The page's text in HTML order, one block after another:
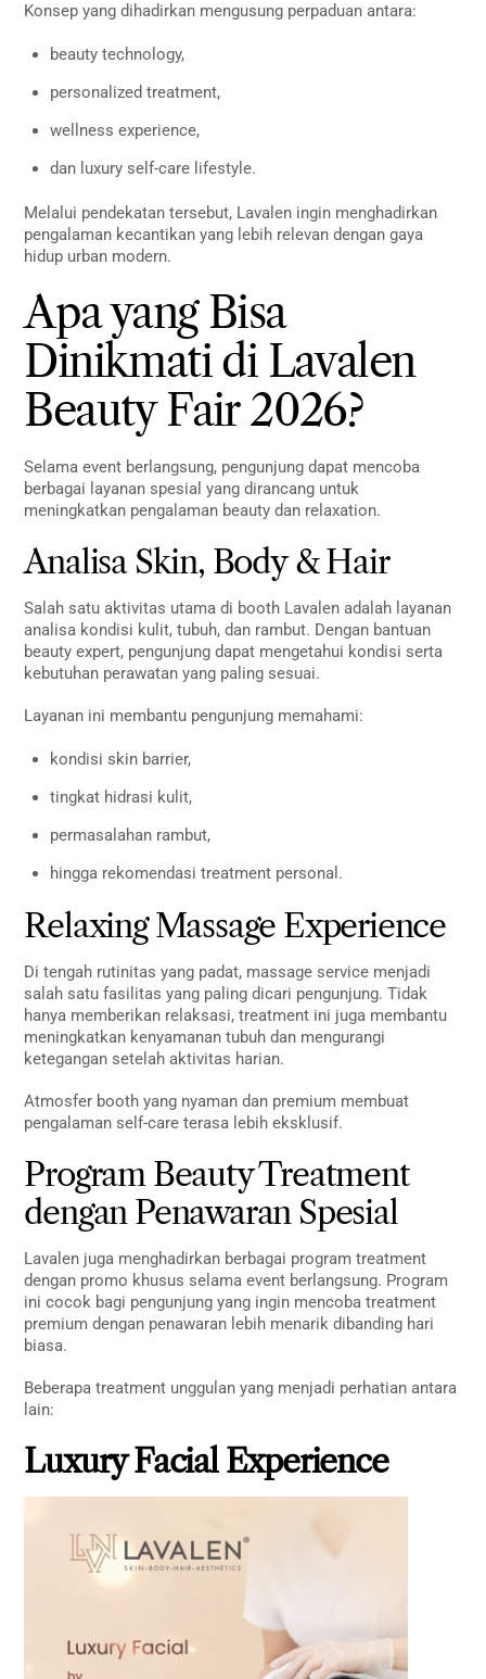
Konsep yang dihadirkan mengusung perpaduan antara:
beauty technology,
personalized treatment,
wellness experience,
dan luxury self-care lifestyle.
Melalui pendekatan tersebut, Lavalen ingin menghadirkan
pengalaman kecantikan yang lebih relevan dengan gaya
hidup urban modern.
Apa yang Bisa
Dinikmati di Lavalen
Beauty Fair 2026?
Selama event berlangsung, pengunjung dapat mencoba
berbagai layanan spesial yang dirancang untuk
meningkatkan pengalaman beauty dan relaxation.
Analisa Skin, Body & Hair
Salah satu aktivitas utama di booth Lavalen adalah layanan
analisa kondisi kulit, tubuh, dan rambut. Dengan bantuan
beauty expert, pengunjung dapat mengetahui kondisi serta
kebutuhan perawatan yang paling sesuai.
Layanan ini membantu pengunjung memahami:
kondisi skin barrier,
tingkat hidrasi kulit,
permasalahan rambut,
hingga rekomendasi treatment personal.
Relaxing Massage Experience
Di tengah rutinitas yang padat, massage service menjadi
salah satu fasilitas yang paling dicari pengunjung. Tidak
hanya memberikan relaksasi, treatment ini juga membantu
meningkatkan kenyamanan tubuh dan mengurangi
ketegangan setelah aktivitas harian.
Atmosfer booth yang nyaman dan premium membuat
pengalaman self-care terasa lebih eksklusif.
Program Beauty Treatment
dengan Penawaran Spesial
Lavalen juga menghadirkan berbagai program treatment
dengan promo khusus selama event berlangsung. Program
ini cocok bagi pengunjung yang ingin mencoba treatment
premium dengan penawaran lebih menarik dibanding hari
biasa.
Beberapa treatment unggulan yang menjadi perhatian antara
lain:
Luxury Facial Experience